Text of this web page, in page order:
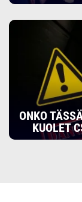
ONKO
KUOLET